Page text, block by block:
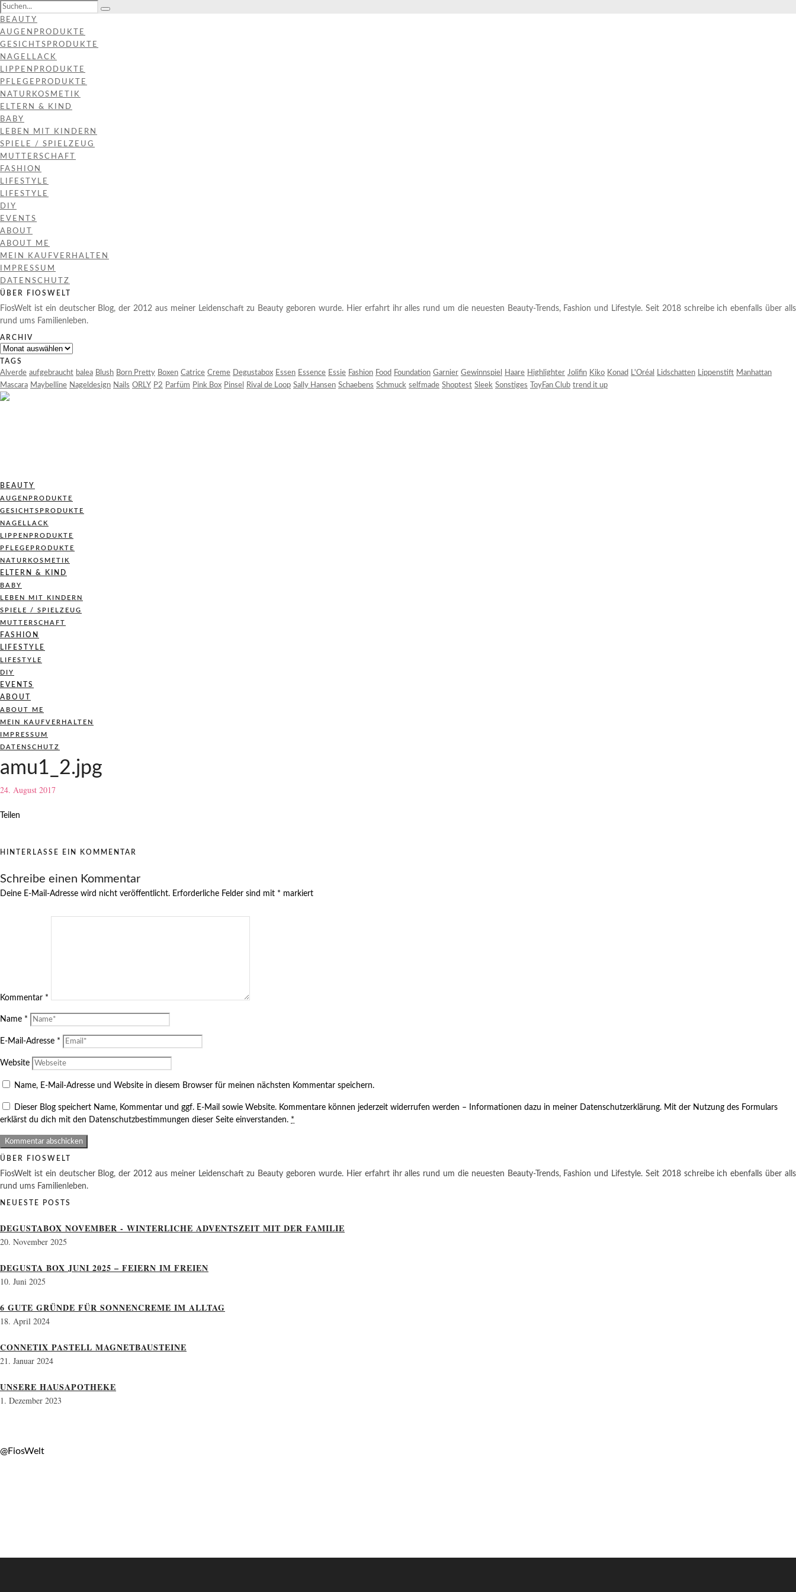
BEAUTY
AUGENPRODUKTE
GESICHTSPRODUKTE
NAGELLACK
LIPPENPRODUKTE
PFLEGEPRODUKTE
NATURKOSMETIK
ELTERN & KIND
BABY
LEBEN MIT KINDERN
SPIELE / SPIELZEUG
MUTTERSCHAFT
FASHION
LIFESTYLE
LIFESTYLE
DIY
EVENTS
ABOUT
ABOUT ME
MEIN KAUFVERHALTEN
IMPRESSUM
DATENSCHUTZ
ÜBER FIOSWELT
FiosWelt ist ein deutscher Blog, der 2012 aus meiner Leidenschaft zu Beauty geboren wurde. Hier erfahrt ihr alles rund um die neuesten Beauty-Trends, Fashion und Lifestyle. Seit 2018 schreibe ich ebenfalls über alls
rund ums Familienleben.
ARCHIV
Archiv
TAGS
Alverde aufgebraucht balea Blush Born Pretty Boxen Catrice Creme Degustabox Essen Essence Essie Fashion Food Foundation Garnier Gewinnspiel Haare Highlighter Jolifin Kiko Konad L'Oréal Lidschatten Lippenstift Manhattan
Mascara Maybelline Nageldesign Nails ORLY P2 Parfüm Pink Box Pinsel Rival de Loop Sally Hansen Schaebens Schmuck selfmade Shoptest Sleek Sonstiges ToyFan Club trend it up
BEAUTY
AUGENPRODUKTE
GESICHTSPRODUKTE
NAGELLACK
LIPPENPRODUKTE
PFLEGEPRODUKTE
NATURKOSMETIK
ELTERN & KIND
BABY
LEBEN MIT KINDERN
SPIELE / SPIELZEUG
MUTTERSCHAFT
FASHION
LIFESTYLE
LIFESTYLE
DIY
EVENTS
ABOUT
ABOUT ME
MEIN KAUFVERHALTEN
IMPRESSUM
DATENSCHUTZ
amu1_2.jpg
24. August 2017
Teilen
HINTERLASSE EIN KOMMENTAR
Schreibe einen Kommentar
Deine E-Mail-Adresse wird nicht veröffentlicht. Erforderliche Felder sind mit * markiert
Kommentar *
Name *
E-Mail-Adresse *
Website
Name, E-Mail-Adresse und Website in diesem Browser für meinen nächsten Kommentar speichern.
Dieser Blog speichert Name, Kommentar und ggf. E-Mail sowie Website. Kommentare können jederzeit widerrufen werden – Informationen dazu in meiner Datenschutzerklärung. Mit der Nutzung des Formulars
erklärst du dich mit den Datenschutzbestimmungen dieser Seite einverstanden. *
ÜBER FIOSWELT
FiosWelt ist ein deutscher Blog, der 2012 aus meiner Leidenschaft zu Beauty geboren wurde. Hier erfahrt ihr alles rund um die neuesten Beauty-Trends, Fashion und Lifestyle. Seit 2018 schreibe ich ebenfalls über alls
rund ums Familienleben.
NEUESTE POSTS
DEGUSTABOX NOVEMBER - WINTERLICHE ADVENTSZEIT MIT DER FAMILIE
20. November 2025
DEGUSTA BOX JUNI 2025 – FEIERN IM FREIEN
10. Juni 2025
6 GUTE GRÜNDE FÜR SONNENCREME IM ALLTAG
18. April 2024
CONNETIX PASTELL MAGNETBAUSTEINE
21. Januar 2024
UNSERE HAUSAPOTHEKE
1. Dezember 2023
@FiosWelt